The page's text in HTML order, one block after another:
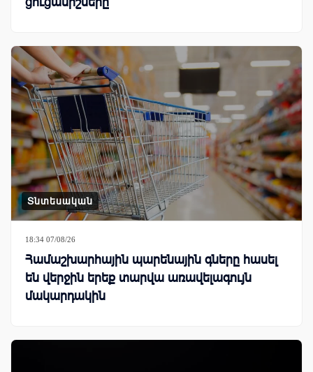
Տնտեսական
18:34 07/08/26
Համաշխարհային պարենային գները հասել
են վերջին երեք տարվա առավելագույն
մակարդակին